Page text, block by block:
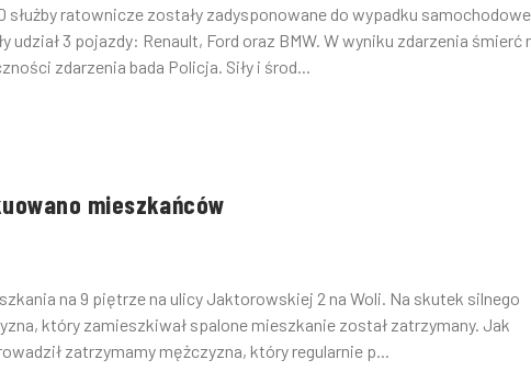
służby ratownicze zostały zadysponowane do wypadku
udział 3 pojazdy: Renault, Ford oraz BMW. W wyniku zdarzenia śmierć
zdarzenia bada Policja. Siły i środ...
mieszkańców
na 9 piętrze na ulicy Jaktorowskiej 2 na Woli. Na skutek silnego
który zamieszkiwał spalone mieszkanie został zatrzymany. Jak
zatrzymamy mężczyzna, który regularnie p...